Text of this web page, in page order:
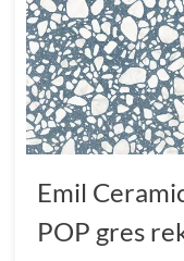
Emil
POP gres